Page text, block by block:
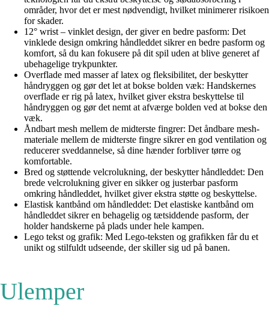
områder, hvor det er mest nødvendigt, hvilket minimerer risikoen
for skader.
12° wrist – vinklet design, der giver en bedre pasform: Det
vinklede design omkring håndleddet sikrer en bedre pasform og
komfort, så du kan fokusere på dit spil uden at blive generet af
ubehagelige trykpunkter.
Overflade med masser af latex og fleksibilitet, der beskytter
håndryggen og gør det let at bokse bolden væk: Handskernes
overflade er rig på latex, hvilket giver ekstra beskyttelse til
håndryggen og gør det nemt at afværge bolden ved at bokse den
væk.
Åndbart mesh mellem de midterste fingrer: Det åndbare mesh-
materiale mellem de midterste fingre sikrer en god ventilation og
reducerer sveddannelse, så dine hænder forbliver tørre og
komfortable.
Bred og støttende velcrolukning, der beskytter håndleddet: Den
brede velcrolukning giver en sikker og justerbar pasform
omkring håndleddet, hvilket giver ekstra støtte og beskyttelse.
Elastisk kantbånd om håndleddet: Det elastiske kantbånd om
håndleddet sikrer en behagelig og tætsiddende pasform, der
holder handskerne på plads under hele kampen.
Lego tekst og grafik: Med Lego-teksten og grafikken får du et
unikt og stilfuldt udseende, der skiller sig ud på banen.
Ulemper